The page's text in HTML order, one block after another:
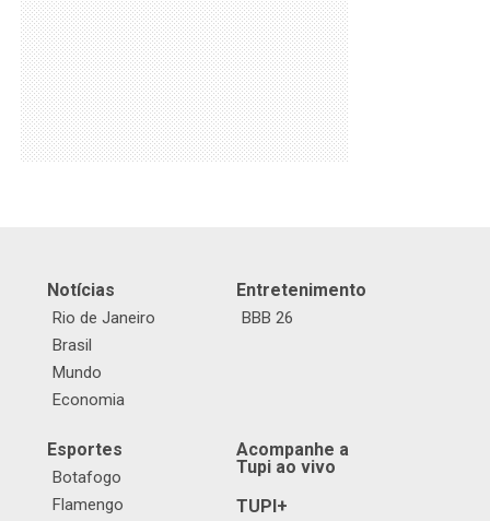
Notícias
Rio de Janeiro
Brasil
Mundo
Economia
Entretenimento
BBB 26
Esportes
Botafogo
Flamengo
Acompanhe a
Tupi ao vivo
TUPI+